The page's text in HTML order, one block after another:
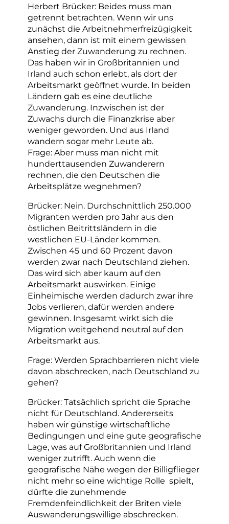
Herbert Brücker: Beides muss man
getrennt betrachten. Wenn wir uns
zunächst die Arbeitnehmerfreizügigkeit
ansehen, dann ist mit einem gewissen
Anstieg der Zuwanderung zu rechnen.
Das haben wir in Großbritannien und
Irland auch schon erlebt, als dort der
Arbeitsmarkt geöffnet wurde. In beiden
Ländern gab es eine deutliche
Zuwanderung. Inzwischen ist der
Zuwachs durch die Finanzkrise aber
weniger geworden. Und aus Irland
wandern sogar mehr Leute ab.
Frage: Aber muss man nicht mit
hunderttausenden Zuwanderern
rechnen, die den Deutschen die
Arbeitsplätze wegnehmen?
Brücker: Nein. Durchschnittlich 250.000
Migranten werden pro Jahr aus den
östlichen Beitrittsländern in die
westlichen EU-Länder kommen.
Zwischen 45 und 60 Prozent davon
werden zwar nach Deutschland ziehen.
Das wird sich aber kaum auf den
Arbeitsmarkt auswirken. Einige
Einheimische werden dadurch zwar ihre
Jobs verlieren, dafür werden andere
gewinnen. Insgesamt wirkt sich die
Migration weitgehend neutral auf den
Arbeitsmarkt aus.
Frage: Werden Sprachbarrieren nicht viele
davon abschrecken, nach Deutschland zu
gehen?
Brücker: Tatsächlich spricht die Sprache
nicht für Deutschland. Andererseits
haben wir günstige wirtschaftliche
Bedingungen und eine gute geografische
Lage, was auf Großbritannien und Irland
weniger zutrifft. Auch wenn die
geografische Nähe wegen der Billigflieger
nicht mehr so eine wichtige Rolle spielt,
dürfte die zunehmende
Fremdenfeindlichkeit der Briten viele
Auswanderungswillige abschrecken.